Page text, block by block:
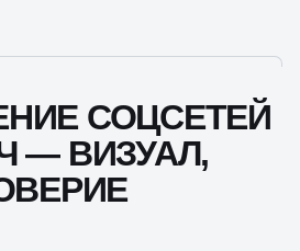
СОЦСЕТЕЙ
— ВИЗУАЛ,